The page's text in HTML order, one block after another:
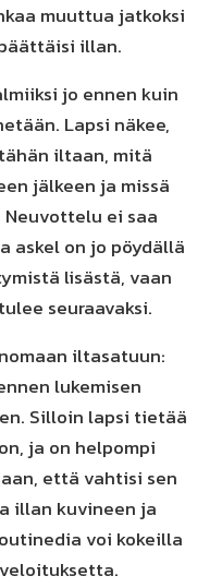
muuttua jatkoksi
illan.
jo ennen kuin
Lapsi näkee,
iltaan, mitä
jälkeen ja missä
Neuvottelu ei saa
askel on jo pöydällä
lisästä, vaan
seuraavaksi.
iltasatuun:
lukemisen
Silloin lapsi tietää
ja on helpompi
että vahtisi sen
illan kuvineen ja
voi kokeilla